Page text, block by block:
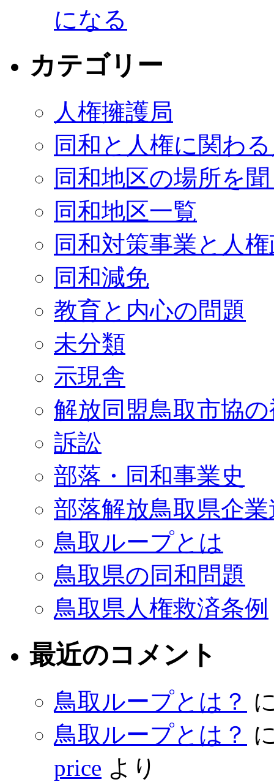
になる
カテゴリー
人権擁護局
同和と人権に関わ
同和地区の場所を
同和地区一覧
同和対策事業と人
同和減免
教育と内心の問題
未分類
示現舎
解放同盟鳥取市協
訴訟
部落・同和事業史
部落解放鳥取県企
鳥取ループとは
鳥取県の同和問題
鳥取県人権救済条例
最近のコメント
鳥取ループとは？
鳥取ループとは？
price より